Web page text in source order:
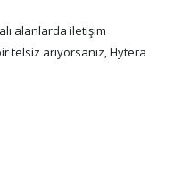
alanlarda iletişim
telsiz arıyorsanız, Hytera